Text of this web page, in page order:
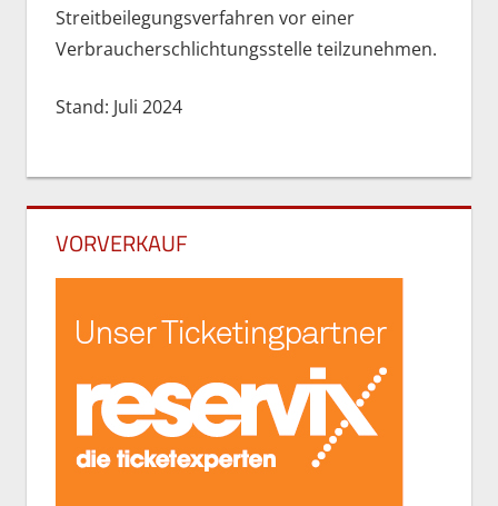
Streitbeilegungsverfahren vor einer
Verbraucherschlichtungsstelle teilzunehmen.
Stand: Juli 2024
VORVERKAUF